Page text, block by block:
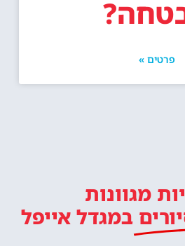
פרטים »
מגוונות
במגדל אייפל